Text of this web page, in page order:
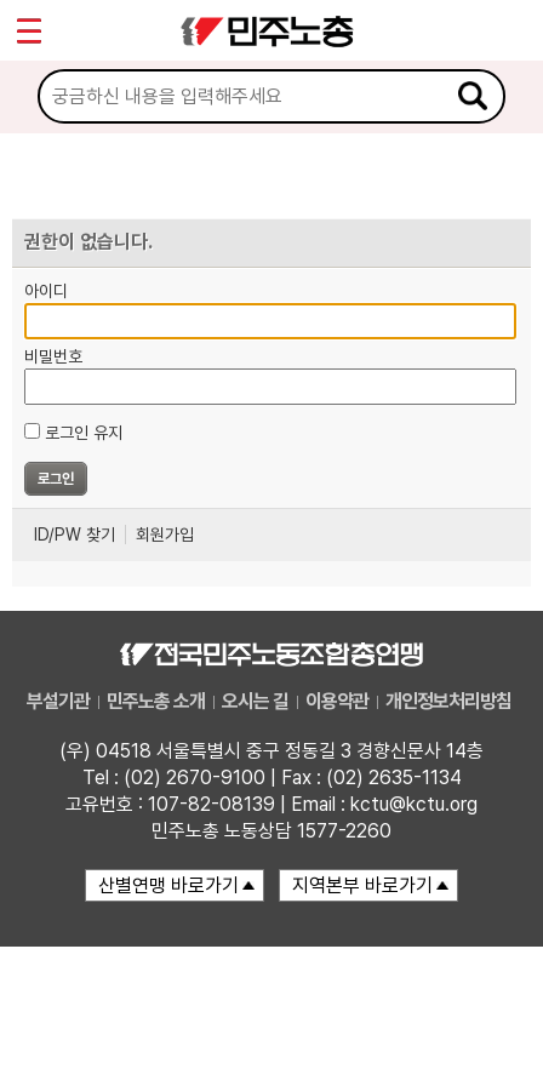
권한이 없습니다.
아이디
비밀번호
로그인 유지
ID/PW 찾기 회원가입
부설기관 민주노총 소개 오시는 길 이용약관 개인정보처리방침
(우) 04518 서울특별시 중구 정동길 3 경향신문사 14층
Tel : (02) 2670-9100 | Fax : (02) 2635-1134
고유번호 : 107-82-08139 | Email : kctu@kctu.org
민주노총 노동상담 1577-2260
마이페이지
소개
노동상담
자료
부설기관
업무